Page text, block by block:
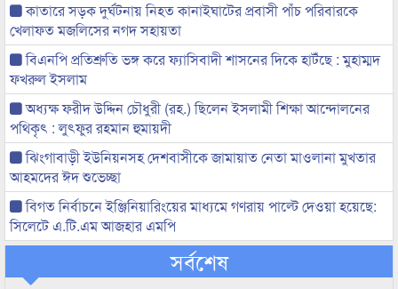
কাতারে সড়ক দুর্ঘটনায় নিহত কানাইঘাটের প্রবাসী পাঁচ পরিবারকে
খেলাফত মজলিসের নগদ সহায়তা
বিএনপি প্রতিশ্রুতি ভঙ্গ করে ফ্যাসিবাদী শাসনের দিকে হাটঁছে : মুহাম্মদ
ফখরুল ইসলাম
অধ্যক্ষ ফরীদ উদ্দিন চৌধুরী (রহ.) ছিলেন ইসলামী শিক্ষা আন্দোলনের
পথিকৃৎ : লুৎফুর রহমান হুমায়দী
ঝিংগাবাড়ী ইউনিয়নসহ দেশবাসীকে জামায়াত নেতা মাওলানা মুখতার
আহমদের ঈদ শুভেচ্ছা
বিগত নির্বাচনে ইঞ্জিনিয়ারিংয়ের মাধ্যমে গণরায় পাল্টে দেওয়া হয়েছে:
সিলেটে এ.টি.এম আজহার এমপি
সর্বশেষ